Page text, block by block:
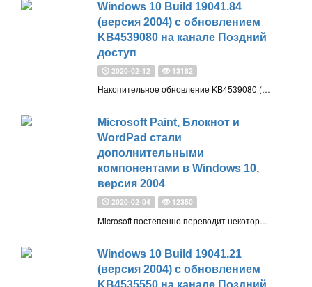
Windows 10 Build 19041.84
(версия 2004) с обновлением
KB4539080 на канале Поздний
доступ
2020-02-12 13182
Накопительное обновление KB4539080 (Build 19041.84) для Windows 10, версия 2004 (20H1) доступно для участников программы Windows Insider с приоритетом обновления Поздний доступ
Microsoft Paint, Блокнот и
WordPad стали
дополнительными
компонентами в Windows 10,
версия 2004
2020-02-04 12350
Microsoft постепенно переводит некоторые системные программы Windows 10 в категорию дополнительных компонентов. К Проигрывателю Windows Media добавились Блокнот, Paint и WordPad в качестве приложений, которые можно удалить через меню Параметры
Windows 10 Build 19041.21
(версия 2004) с обновлением
KB4535550 на канале Поздний